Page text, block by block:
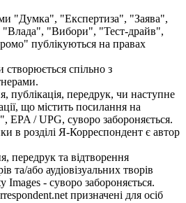
"Думка", "Експертиза", "Заява",
"Влада", "Вибори", "Тест-драйв",
публікуються на правах
створюється спільно з
публікація, передрук, чи наступне
що містить посилання на
EPA / UPG, суворо забороняється.
в розділі Я-Корреспондент є автор
передрук та відтворення
та/або аудіовізуальних творів
Images - суворо забороняється.
призначені для осіб